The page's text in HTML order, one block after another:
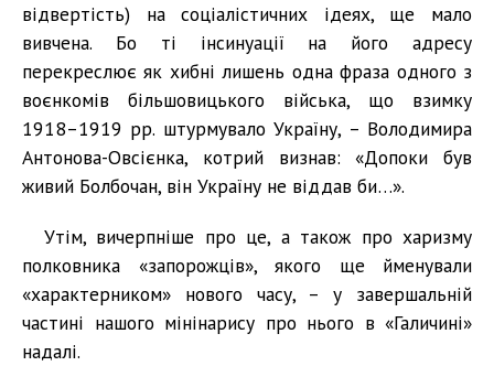
відвертість) на соціалістичних ідеях, ще мало
вивчена. Бо ті інсинуації на його адресу
перекреслює як хибні лишень одна фраза одного з
воєнкомів більшовицького війська, що взимку
1918–1919 рр. штурмувало Україну, – Володимира
Антонова-Овсієнка, котрий визнав: «Допоки був
живий Болбочан, він Україну не віддав би…».
Утім, вичерпніше про це, а також про харизму
полковника «запорожців», якого ще йменували
«характерником» нового часу, – у завершальній
частині нашого мінінарису про нього в «Галичині»
надалі.